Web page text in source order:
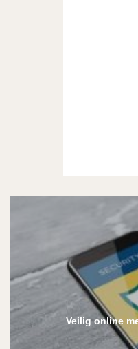
Veilig online